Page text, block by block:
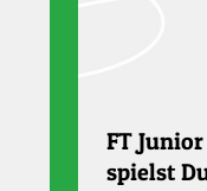
FT
spielst